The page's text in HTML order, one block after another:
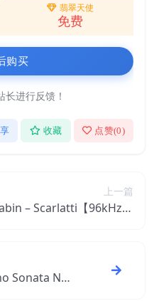
翡翠天使
免费
购买
进行反馈！
收藏 点赞(0)
上一篇
– Scarlatti【96kHz／
Sonata No.